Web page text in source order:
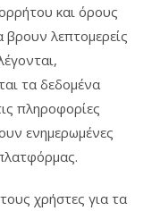
και όρους
λεπτομερείς
τα δεδομένα
πληροφορίες
ενημερωμένες
χρήστες για τα